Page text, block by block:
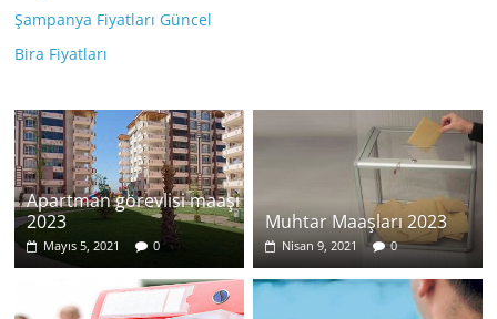
Şampanya Fiyatları Güncel
Bira Fiyatları
Apartman görevlisi maaşı
2023
Mayıs 5, 2021 0
Muhtar Maaşları 2023
Nisan 9, 2021 0